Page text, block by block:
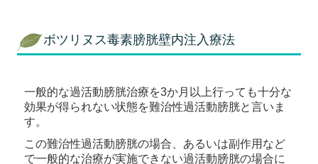
ボツリヌス毒素膀胱壁内注入療法
一般的な過活動膀胱治療を3か月以上行っても十分な
効果が得られない状態を難治性過活動膀胱と言いま
す。
この難治性過活動膀胱の場合、あるいは副作用など
で一般的な治療が実施できない過活動膀胱の場合に